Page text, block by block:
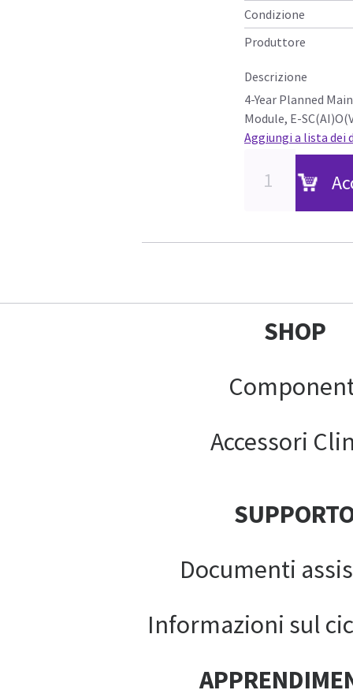
Condizione
Produttore
Descrizione
4-Year Planned
Module, E-
Aggiungi a lista dei
SHOP
Accessori
Documenti
Informazioni sul